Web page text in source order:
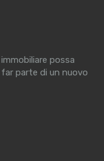
possa
parte di un nuovo